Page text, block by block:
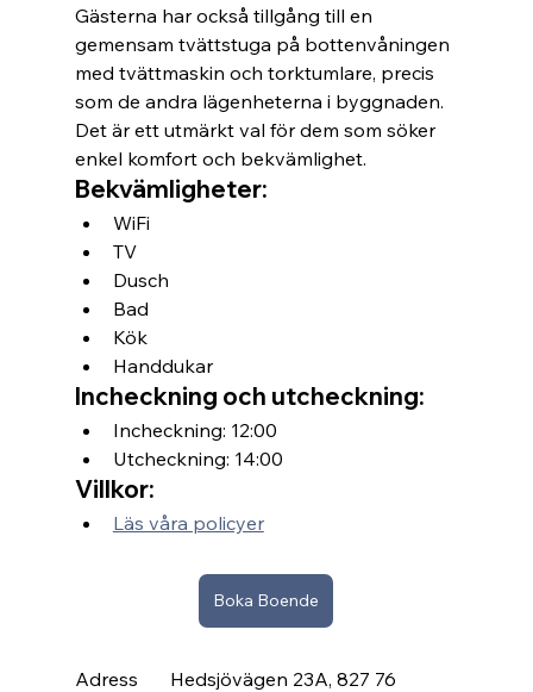
Gästerna har också tillgång till en
gemensam tvättstuga på bottenvåningen
med tvättmaskin och torktumlare, precis
som de andra lägenheterna i byggnaden.
Det är ett utmärkt val för dem som söker
enkel komfort och bekvämlighet.
Bekvämligheter:
WiFi
TV
Dusch
Bad
Kök
Handdukar
Incheckning och utcheckning:
Incheckning: 12:00
Utcheckning: 14:00
Villkor:
Läs våra policyer
Boka Boende
Adress	Hedsjövägen 23A, 827 76